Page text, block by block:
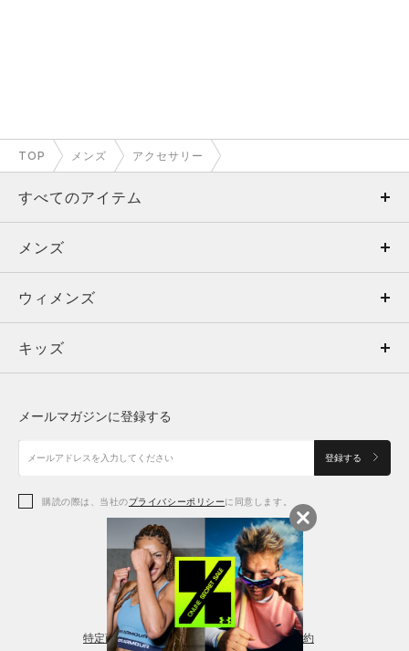
TOP メンズ アクセサリー
すべてのアイテム
メンズ
ウィメンズ
キッズ
アクセサリー
メンズ
トップス
ボトムス
アクセサリー
ウィメンズ
トップス
シューズ
アクセサリー
レギンス＆タイツ
キッズ
シューズ
メールマガジンに登録する
登録する
購読の際は、当社のプライバシーポリシーに同意します。
特定商取引法に基づく通販の表記 会員規約